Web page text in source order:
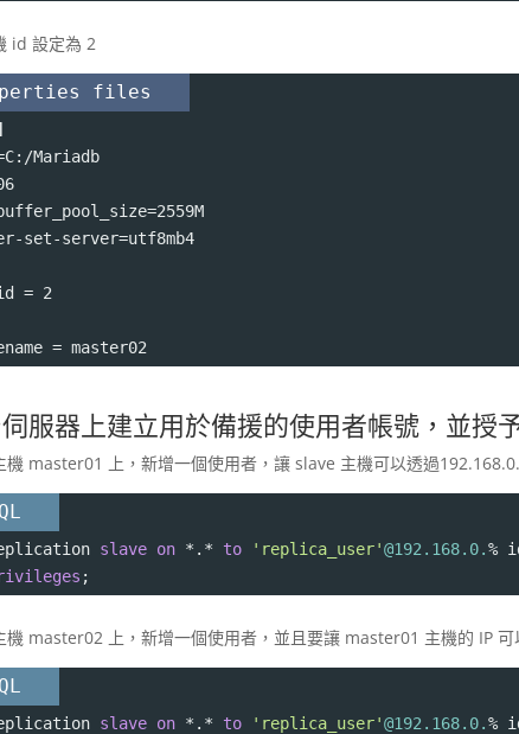
id 設定為 2
files
C: /Mariadb
=2559M
set-server=utf8mb4
id = 2
= master02
服器上建立用於備援的使用者帳號，並授
機 master01 上，新增一個使用者，讓 slave 主機可以透過
slave on * . * to 'replica_user'@192.168.0.%
;
機 master02 上，新增一個使用者，並且要讓 master01 主機的 IP 可
slave on * . * to 'replica_user'@192.168.0.%